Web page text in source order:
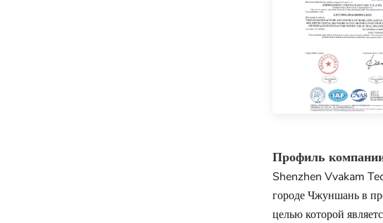
Профиль
Shenzhen Vvakam
городе Чжуншань в
целью которой